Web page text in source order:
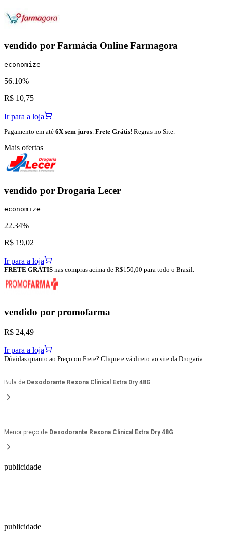
vendido por Farmácia Online Farmagora
economize
56.10%
R$ 10,75
Ir para a loja
Pagamento em até 6X sem juros. Frete Grátis! Regras no Site.
Mais ofertas
vendido por Drogaria Lecer
economize
22.34%
R$ 19,02
Ir para a loja
FRETE GRÁTIS nas compras acima de R$150,00 para todo o Brasil.
vendido por promofarma
R$ 24,49
Ir para a loja
Dúvidas quanto ao Preço ou Frete? Clique e vá direto ao site da Drogaria.
Bula de Desodorante Rexona Clinical Extra Dry 48G
Menor preço de Desodorante Rexona Clinical Extra Dry 48G
publicidade
publicidade